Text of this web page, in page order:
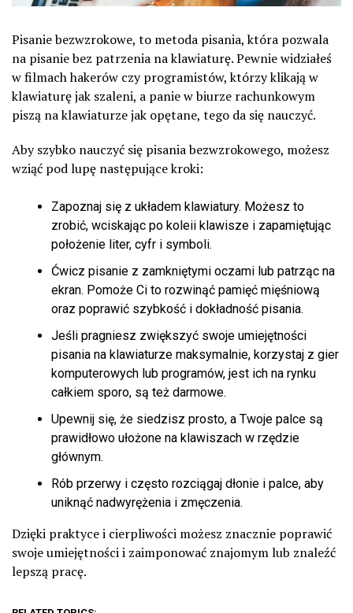
Pisanie bezwzrokowe, to metoda pisania, która pozwala
na pisanie bez patrzenia na klawiaturę. Pewnie widziałeś
w filmach hakerów czy programistów, którzy klikają w
klawiaturę jak szaleni, a panie w biurze rachunkowym
piszą na klawiaturze jak opętane, tego da się nauczyć.
Aby szybko nauczyć się pisania bezwzrokowego, możesz
wziąć pod lupę następujące kroki:
Zapoznaj się z układem klawiatury. Możesz to
zrobić, wciskając po koleii klawisze i zapamiętując
położenie liter, cyfr i symboli.
Ćwicz pisanie z zamkniętymi oczami lub patrząc na
ekran. Pomoże Ci to rozwinąć pamięć mięśniową
oraz poprawić szybkość i dokładność pisania.
Jeśli pragniesz zwiększyć swoje umiejętności
pisania na klawiaturze maksymalnie, korzystaj z gier
komputerowych lub programów, jest ich na rynku
całkiem sporo, są też darmowe.
Upewnij się, że siedzisz prosto, a Twoje palce są
prawidłowo ułożone na klawiszach w rzędzie
głównym.
Rób przerwy i często rozciągaj dłonie i palce, aby
uniknąć nadwyrężenia i zmęczenia.
Dzięki praktyce i cierpliwości możesz znacznie poprawić
swoje umiejętności i zaimponować znajomym lub znaleźć
lepszą pracę.